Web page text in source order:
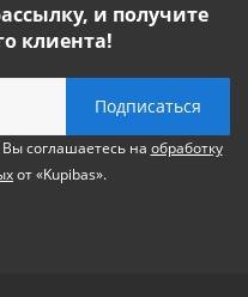
и получите
клиента!
соглашаетесь на обработку
от «Kupibas».